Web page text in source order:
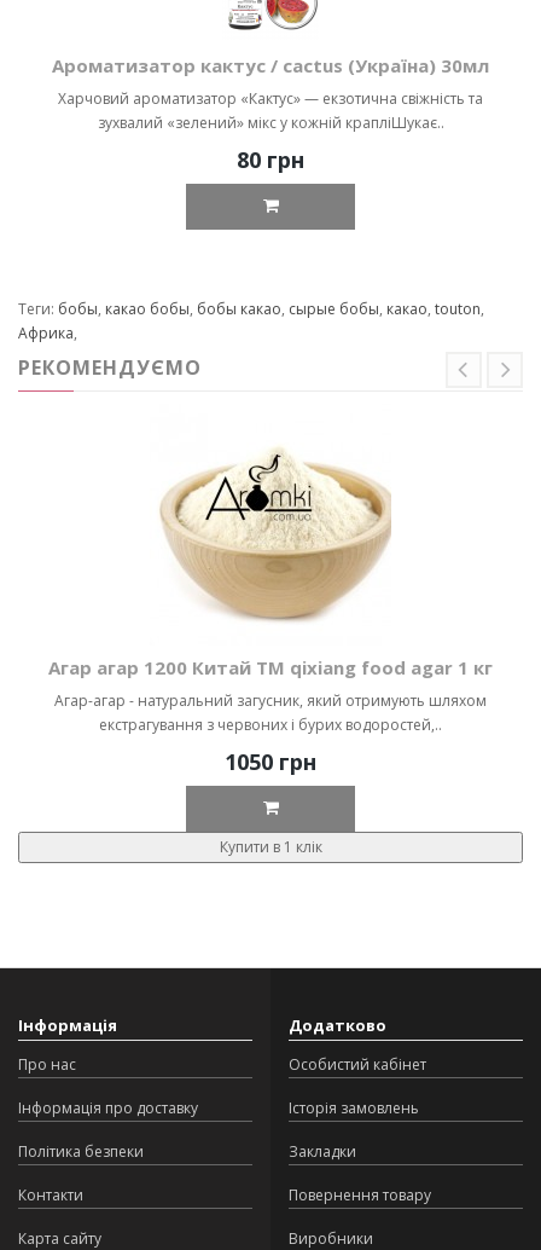
Ароматизатор кактус / cactus (Україна) 30мл
Харчовий ароматизатор «Кактус» — екзотична свіжність та
зухвалий «зелений» мікс у кожній крапліШукає..
80 грн
Теги: бобы, какао бобы, бобы какао, сырые бобы, какао, touton,
Африка,
РЕКОМЕНДУЄМО
Агар агар 1200 Китай ТМ qixiang food agar 1 кг
Агар-агар - натуральний загусник, який отримують шляхом
екстрагування з червоних і бурих водоростей,..
1050 грн
Купити в 1 клік
Інформація
Про нас
Інформація про доставку
Політика безпеки
Контакти
Карта сайту
Додатково
Особистий кабінет
Історія замовлень
Закладки
Повернення товару
Виробники